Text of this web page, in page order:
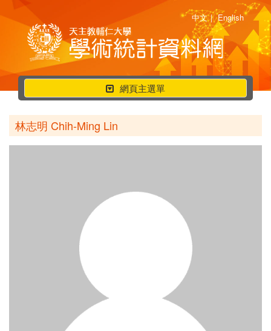
中文 | English
行
動
選
單
網頁主選單
林志明 Chih-Ming Lin